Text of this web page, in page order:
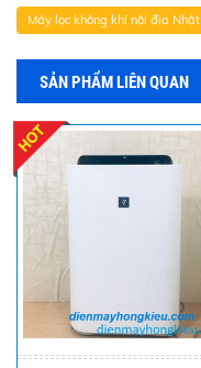
Máy lọc không khí nội địa Nhật
SẢN PHẨM LIÊN QUAN